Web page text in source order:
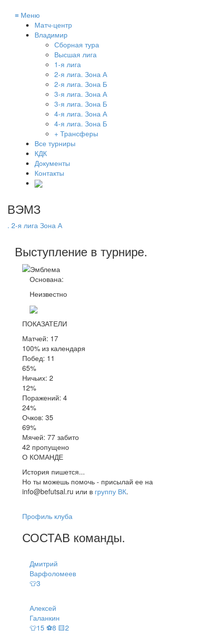
≡ Меню
Матч-центр
Владимир
Сборная тура
Высшая лига
1-я лига
2-я лига. Зона А
2-я лига. Зона Б
3-я лига. Зона А
3-я лига. Зона Б
4-я лига. Зона А
4-я лига. Зона Б
+ Трансферы
Все турниры
КДК
Документы
Контакты
ВЭМЗ
. 2-я лига Зона А
Выступление в турнире.
Основана:
Неизвестно
ПОКАЗАТЕЛИ
Матчей: 17
100% из календаря
Побед: 11
65%
Ничьих: 2
12%
Поражений: 4
24%
Очков: 35
69%
Мячей: 77 забито
42 пропущено
О КОМАНДЕ
История пишется...
Но ты можешь помочь - присылай ее на
info@befutsal.ru или в группу ВК.
Профиль клуба
СОСТАВ команды.
Дмитрий
Варфоломеев
👕3
Алексей
Галанкин
👕15 ⚽8 🟨2